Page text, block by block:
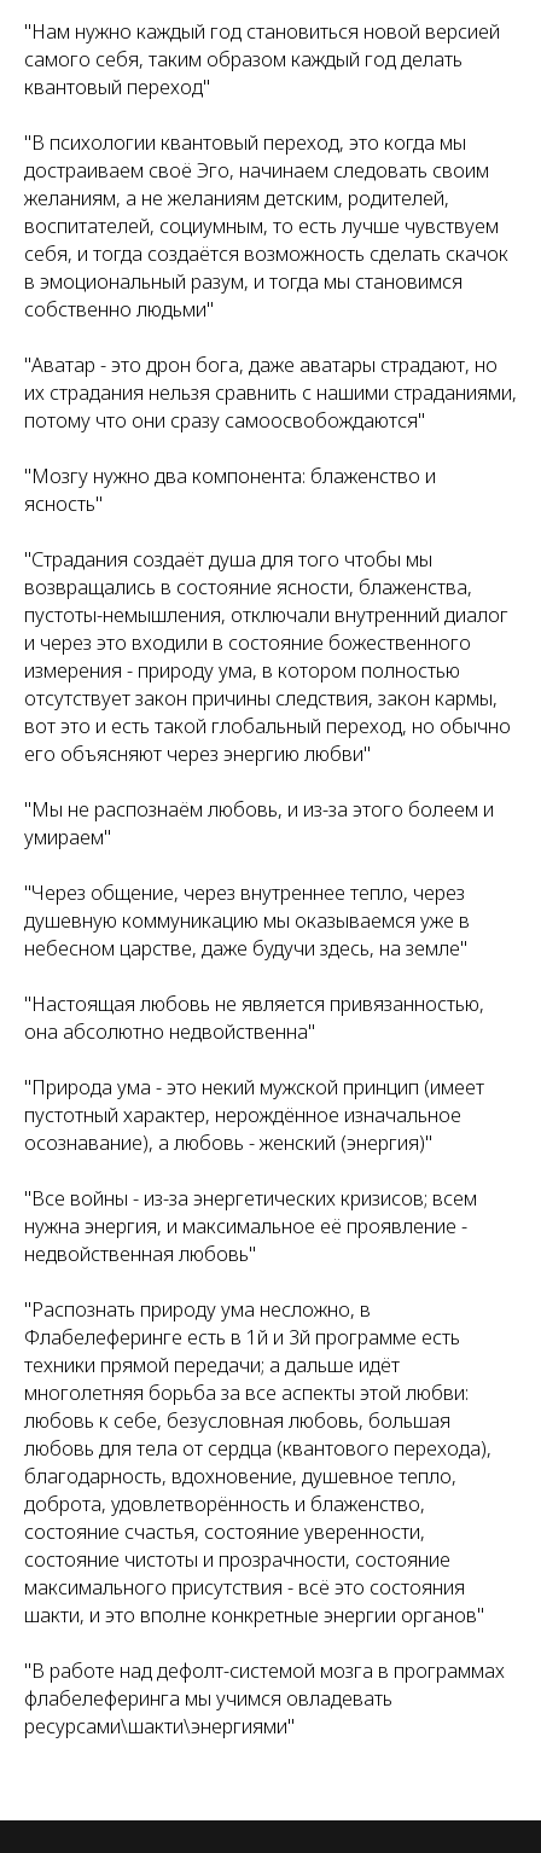
"Нам нужно каждый год становиться новой версией
самого себя, таким образом каждый год делать
квантовый переход"
"В психологии квантовый переход, это когда мы
достраиваем своё Эго, начинаем следовать своим
желаниям, а не желаниям детским, родителей,
воспитателей, социумным, то есть лучше чувствуем
себя, и тогда создаётся возможность сделать скачок
в эмоциональный разум, и тогда мы становимся
собственно людьми"
"Аватар - это дрон бога, даже аватары страдают, но
их страдания нельзя сравнить с нашими страданиями,
потому что они сразу самоосвобождаются"
"Мозгу нужно два компонента: блаженство и
ясность"
"Страдания создаёт душа для того чтобы мы
возвращались в состояние ясности, блаженства,
пустоты-немышления, отключали внутренний диалог
и через это входили в состояние божественного
измерения - природу ума, в котором полностью
отсутствует закон причины следствия, закон кармы,
вот это и есть такой глобальный переход, но обычно
его объясняют через энергию любви"
"Мы не распознаём любовь, и из-за этого болеем и
умираем"
"Через общение, через внутреннее тепло, через
душевную коммуникацию мы оказываемся уже в
небесном царстве, даже будучи здесь, на земле"
"Настоящая любовь не является привязанностью,
она абсолютно недвойственна"
"Природа ума - это некий мужской принцип (имеет
пустотный характер, нерождённое изначальное
осознавание), а любовь - женский (энергия)"
"Все войны - из-за энергетических кризисов; всем
нужна энергия, и максимальное её проявление -
недвойственная любовь"
"Распознать природу ума несложно, в
Флабелеферинге есть в 1й и 3й программе есть
техники прямой передачи; а дальше идёт
многолетняя борьба за все аспекты этой любви:
любовь к себе, безусловная любовь, большая
любовь для тела от сердца (квантового перехода),
благодарность, вдохновение, душевное тепло,
доброта, удовлетворённость и блаженство,
состояние счастья, состояние уверенности,
состояние чистоты и прозрачности, состояние
максимального присутствия - всё это состояния
шакти, и это вполне конкретные энергии органов"
"В работе над дефолт-системой мозга в программах
флабелеферинга мы учимся овладевать
ресурсами\шакти\энергиями"